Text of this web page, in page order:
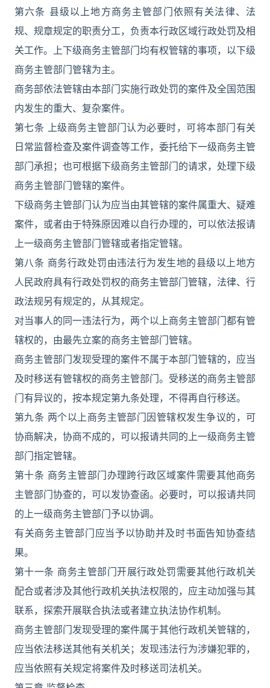
第六条 县级以上地方商务主管部门依照有关法律、法
规、规章规定的职责分工，负责本行政区域行政处罚及相
关工作。上下级商务主管部门均有权管辖的事项，以下级
商务主管部门管辖为主。
商务部依法管辖由本部门实施行政处罚的案件及全国范围
内发生的重大、复杂案件。
第七条 上级商务主管部门认为必要时，可将本部门有关
日常监督检查及案件调查等工作，委托给下一级商务主管
部门承担；也可根据下级商务主管部门的请求，处理下级
商务主管部门管辖的案件。
下级商务主管部门认为应当由其管辖的案件属重大、疑难
案件，或者由于特殊原因难以自行办理的，可以依法报请
上一级商务主管部门管辖或者指定管辖。
第八条 商务行政处罚由违法行为发生地的县级以上地方
人民政府具有行政处罚权的商务主管部门管辖，法律、行
政法规另有规定的，从其规定。
对当事人的同一违法行为，两个以上商务主管部门都有管
辖权的，由最先立案的商务主管部门管辖。
商务主管部门发现受理的案件不属于本部门管辖的，应当
及时移送有管辖权的商务主管部门。受移送的商务主管部
门有异议的，按本规定第九条处理，不得再自行移送。
第九条 两个以上商务主管部门因管辖权发生争议的，可
协商解决，协商不成的，可以报请共同的上一级商务主管
部门指定管辖。
第十条 商务主管部门办理跨行政区域案件需要其他商务
主管部门协查的，可以发协查函。必要时，可以报请共同
的上一级商务主管部门予以协调。
有关商务主管部门应当予以协助并及时书面告知协查结
果。
第十一条 商务主管部门开展行政处罚需要其他行政机关
配合或者涉及其他行政机关执法权限的，应主动加强与其
联系，探索开展联合执法或者建立执法协作机制。
商务主管部门发现受理的案件属于其他行政机关管辖的，
应当依法移送其他有关机关；发现违法行为涉嫌犯罪的，
应当依照有关规定将案件及时移送司法机关。